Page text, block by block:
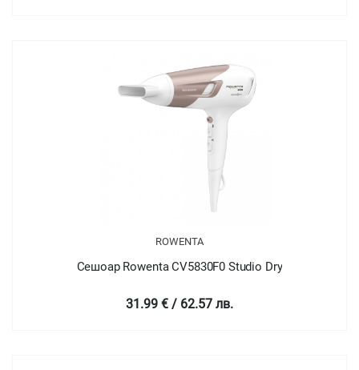
ROWENTA
Сешоар Rowenta CV5830F0 Studio Dry
31.99 € / 62.57 лв.